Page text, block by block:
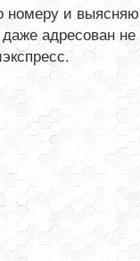
номеру и выясняю
адресован не